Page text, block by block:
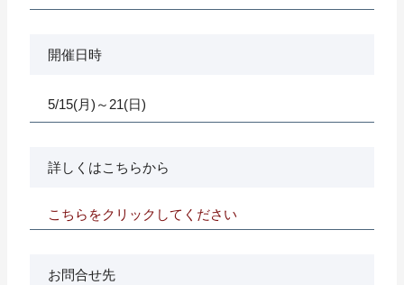
開催日時
5/15(月)～21(日)
詳しくはこちらから
こちらをクリックしてください
お問合せ先